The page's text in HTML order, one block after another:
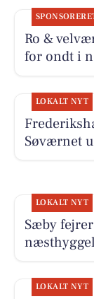
Ro &
for ondt i
LOKALT NYT
Søværnet
LOKALT NYT
Sæby
LOKALT NYT